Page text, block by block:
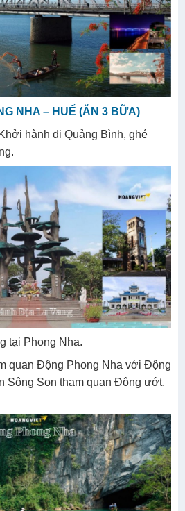
NHA – HUẾ (ĂN 3 BỮA)
hành đi Quảng Bình, ghé
tại Phong Nha.
quan Động Phong Nha với Động
Sông Son tham quan Động ướt.